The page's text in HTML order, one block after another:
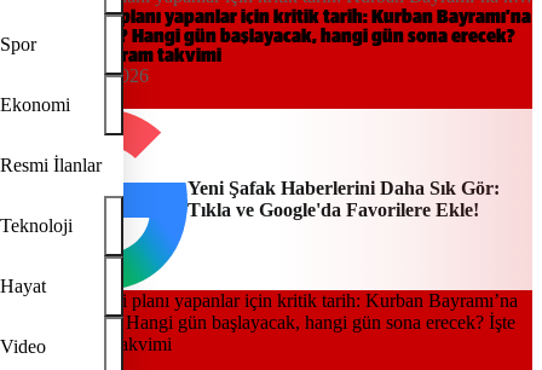
Spor
Ekonomi
Resmi İlanlar
Teknoloji
Hayat
Video
gün kaldı? Hangi gün başlayacak, hangi gün sona erecek? İşte 2026
bayram takvimi
Bayram tatili planı yapanlar için kritik tarih: Kurban Bayramı’na
kaç gün kaldı? Hangi gün başlayacak, hangi gün sona erecek?
İşte 2026 bayram takvimi
20:00, 11/05/2026
Yeni Şafak
Yeni Şafak Haberlerini Daha Sık Gör:
Tıkla ve Google'da Favorilere Ekle!